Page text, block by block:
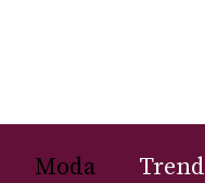
Moda Trend